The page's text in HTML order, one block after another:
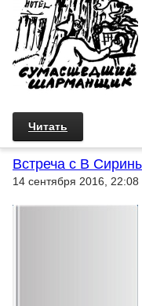
Читать
Встреча с В
14 сентября 2016, 22:08